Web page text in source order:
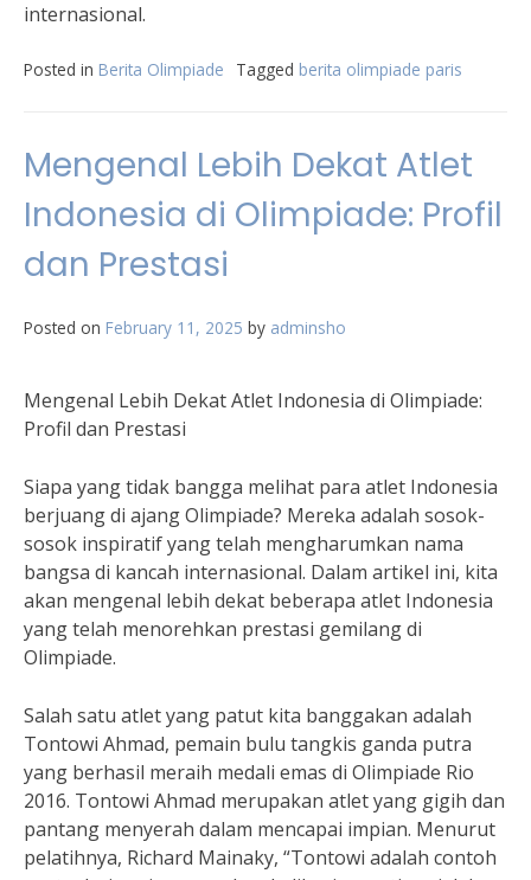
internasional.
Posted in Berita Olimpiade Tagged berita olimpiade paris
Mengenal Lebih Dekat Atlet
Indonesia di Olimpiade: Profil
dan Prestasi
Posted on February 11, 2025 by adminsho
Mengenal Lebih Dekat Atlet Indonesia di Olimpiade:
Profil dan Prestasi
Siapa yang tidak bangga melihat para atlet Indonesia
berjuang di ajang Olimpiade? Mereka adalah sosok-
sosok inspiratif yang telah mengharumkan nama
bangsa di kancah internasional. Dalam artikel ini, kita
akan mengenal lebih dekat beberapa atlet Indonesia
yang telah menorehkan prestasi gemilang di
Olimpiade.
Salah satu atlet yang patut kita banggakan adalah
Tontowi Ahmad, pemain bulu tangkis ganda putra
yang berhasil meraih medali emas di Olimpiade Rio
2016. Tontowi Ahmad merupakan atlet yang gigih dan
pantang menyerah dalam mencapai impian. Menurut
pelatihnya, Richard Mainaky, “Tontowi adalah contoh